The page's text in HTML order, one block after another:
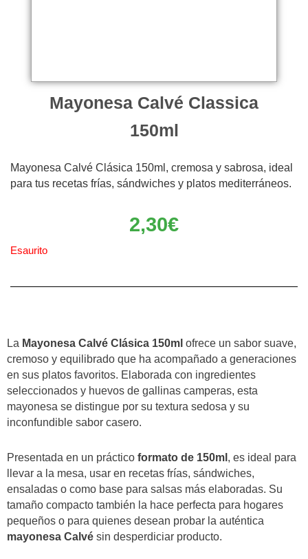
Mayonesa Calvé Classica
150ml
Mayonesa Calvé Clásica 150ml, cremosa y sabrosa, ideal
para tus recetas frías, sándwiches y platos mediterráneos.
2,30€
Esaurito
La Mayonesa Calvé Clásica 150ml ofrece un sabor suave,
cremoso y equilibrado que ha acompañado a generaciones
en sus platos favoritos. Elaborada con ingredientes
seleccionados y huevos de gallinas camperas, esta
mayonesa se distingue por su textura sedosa y su
inconfundible sabor casero.
Presentada en un práctico formato de 150ml , es ideal para
llevar a la mesa, usar en recetas frías, sándwiches,
ensaladas o como base para salsas más elaboradas. Su
tamaño compacto también la hace perfecta para hogares
pequeños o para quienes desean probar la auténtica
mayonesa Calvé sin desperdiciar producto.